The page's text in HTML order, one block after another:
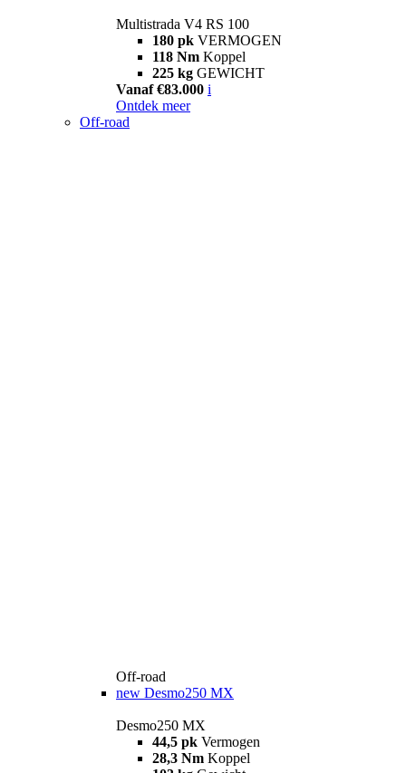
Multistrada V4 RS 100
180 pk VERMOGEN
118 Nm Koppel
225 kg GEWICHT
Vanaf €83.000 i
Ontdek meer
Off-road
Off-road
new Desmo250 MX
Desmo250 MX
44,5 pk Vermogen
28,3 Nm Koppel